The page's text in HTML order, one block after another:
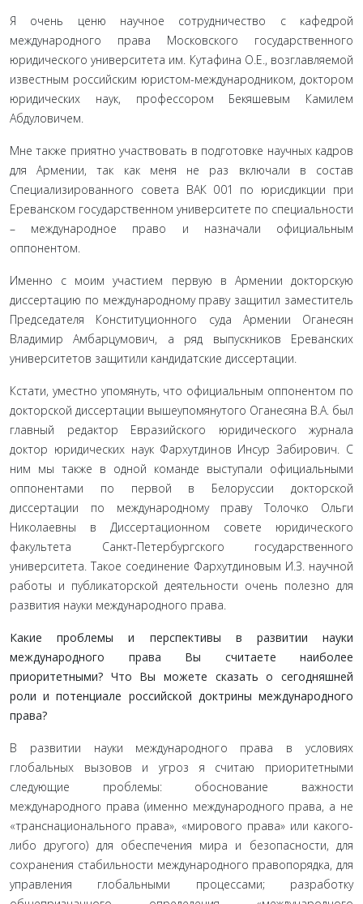
Я очень ценю научное сотрудничество с кафедрой
международного права Московского государственного
юридического университета им. Кутафина О.Е., возглавляемой
известным российским юристом-международником, доктором
юридических наук, профессором Бекяшевым Камилем
Абдуловичем.
Мне также приятно участвовать в подготовке научных кадров
для Армении, так как меня не раз включали в состав
Специализированного совета ВАК 001 по юрисдикции при
Ереванском государственном университете по специальности
– международное право и назначали официальным
оппонентом.
Именно с моим участием первую в Армении докторскую
диссертацию по международному праву защитил заместитель
Председателя Конституционного суда Армении Оганесян
Владимир Амбарцумович, а ряд выпускников Ереванских
университетов защитили кандидатские диссертации.
Кстати, уместно упомянуть, что официальным оппонентом по
докторской диссертации вышеупомянутого Оганесяна В.А. был
главный редактор Евразийского юридического журнала
доктор юридических наук Фархутдинов Инсур Забирович. С
ним мы также в одной команде выступали официальными
оппонентами по первой в Белоруссии докторской
диссертации по международному праву Толочко Ольги
Николаевны в Диссертационном совете юридического
факультета Санкт-Петербургского государственного
университета. Такое соединение Фархутдиновым И.З. научной
работы и публикаторской деятельности очень полезно для
развития науки международного права.
Какие проблемы и перспективы в развитии науки
международного права Вы считаете наиболее
приоритетными? Что Вы можете сказать о сегодняш­ней
роли и потенциале российской доктрины междуна­родного
права?
В развитии науки международного права в условиях
глобальных вызовов и угроз я считаю приоритетными
следующие проблемы: обоснование важности
международного права (именно международного права, а не
«транснационального права», «мирового права» или какого-
либо другого) для обеспечения мира и безопасности, для
сохранения стабильности международного правопорядка, для
управления глобальными процессами; разработку